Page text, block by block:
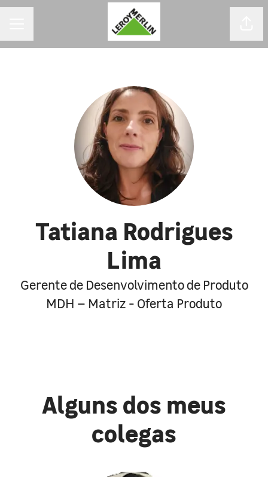
Tatiana Rodrigues
Lima
Gerente de Desenvolvimento de Produto
MDH – Matriz - Oferta Produto
Alguns dos meus
colegas